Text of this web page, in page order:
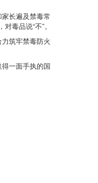
长遍及禁毒常
毒品说“不”。
筑牢禁毒防火
一面手执的国